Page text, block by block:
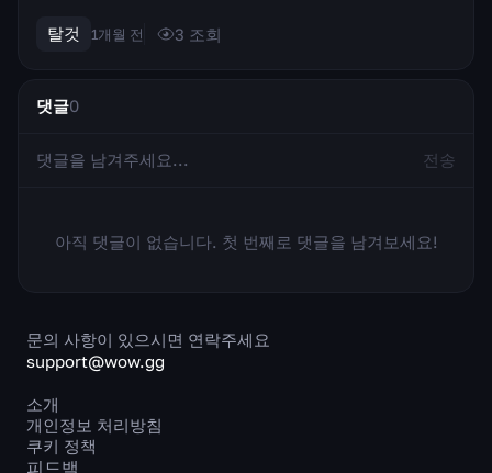
접 얻는 것이 아니라, 독특한 부화 방식으로 얻습니다. 괴수의
섬에서 원시 알을 발견하여...
탈것 1개월 전 3 조회
댓글0
전송
아직 댓글이 없습니다. 첫 번째로 댓글을 남겨보세요!
문의 사항이 있으시면 연락주세요
support@wow.gg
소개
개인정보 처리방침
쿠키 정책
피드백